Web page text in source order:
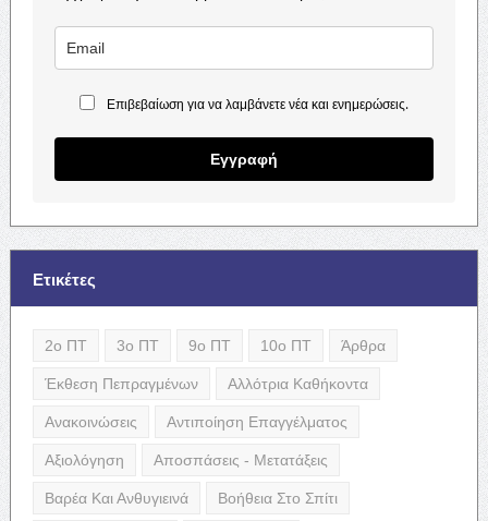
Επιβεβαίωση για να λαμβάνετε νέα και ενημερώσεις.
Εγγραφή
Ετικέτες
2ο ΠΤ 3ο ΠΤ 9ο ΠΤ 10ο ΠΤ Άρθρα
Έκθεση Πεπραγμένων Αλλότρια Καθήκοντα
Ανακοινώσεις Αντιποίηση Επαγγέλματος
Αξιολόγηση Αποσπάσεις - Μετατάξεις
Βαρέα Και Ανθυγιεινά Βοήθεια Στο Σπίτι